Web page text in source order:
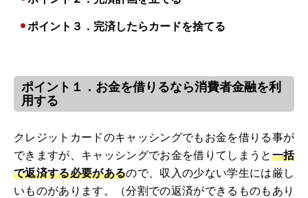
ポイント３．完済したらカードを捨てる
ポイント１．お金を借りるなら消費者金融を利
用する
クレジットカードのキャッシングでもお金を借りる事が
できますが、キャッシングでお金を借りてしまうと 一括
で返済する必要があるので、収入の少ない学生には厳し
いものがあります。（分割での返済ができるものもあり